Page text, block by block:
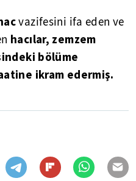
vazifesini ifa eden ve
hacılar, zemzem
bölüme
ikram edermiş.